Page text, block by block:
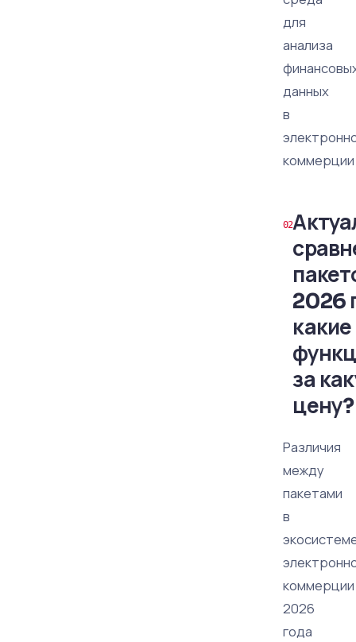
для
анализа
данных
в
коммерции
2026
какие
за
цену?
Различия
между
пакетами
в
коммерции
2026
года